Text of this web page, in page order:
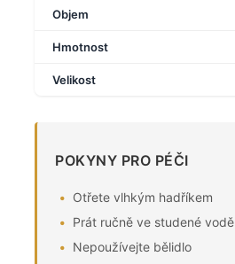
Objem
Hmotnost
Velikost
POKYNY PRO PÉČI
Otřete vlhkým hadříkem
Prát ručně ve studené vodě
Nepoužívejte bělidlo